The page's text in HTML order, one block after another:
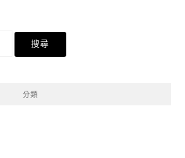
分類